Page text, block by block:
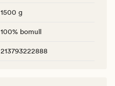
1500 g
100% bomull
213793222888